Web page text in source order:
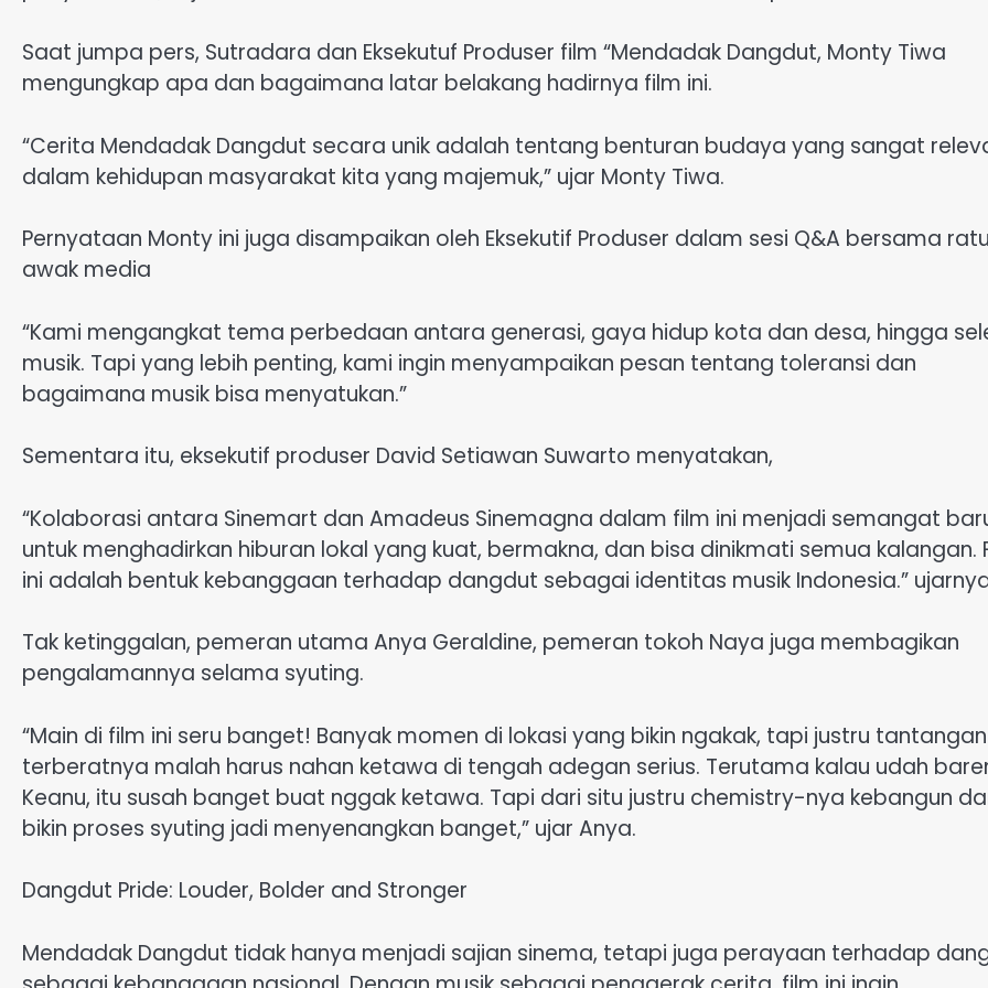
Saat jumpa pers, Sutradara dan Eksekutuf Produser film “Mendadak Dangdut, Monty Tiwa
mengungkap apa dan bagaimana latar belakang hadirnya film ini.
“Cerita Mendadak Dangdut secara unik adalah tentang benturan budaya yang sangat
dalam kehidupan masyarakat kita yang majemuk,” ujar Monty Tiwa.
Pernyataan Monty ini juga disampaikan oleh Eksekutif Produser dalam sesi Q&A bersama
awak media
“Kami mengangkat tema perbedaan antara generasi, gaya hidup kota dan desa, hingga
musik. Tapi yang lebih penting, kami ingin menyampaikan pesan tentang toleransi dan
bagaimana musik bisa menyatukan.”
Sementara itu, eksekutif produser David Setiawan Suwarto menyatakan,
“Kolaborasi antara Sinemart dan Amadeus Sinemagna dalam film ini menjadi semangat
untuk menghadirkan hiburan lokal yang kuat, bermakna, dan bisa dinikmati semua kalangan.
ini adalah bentuk kebanggaan terhadap dangdut sebagai identitas musik Indonesia.”
Tak ketinggalan, pemeran utama Anya Geraldine, pemeran tokoh Naya juga membagikan
pengalamannya selama syuting.
“Main di film ini seru banget! Banyak momen di lokasi yang bikin ngakak, tapi justru tantangan
terberatnya malah harus nahan ketawa di tengah adegan serius. Terutama kalau udah
Keanu, itu susah banget buat nggak ketawa. Tapi dari situ justru chemistry-nya kebangun
bikin proses syuting jadi menyenangkan banget,” ujar Anya.
Dangdut Pride: Louder, Bolder and Stronger
Mendadak Dangdut tidak hanya menjadi sajian sinema, tetapi juga perayaan terhadap